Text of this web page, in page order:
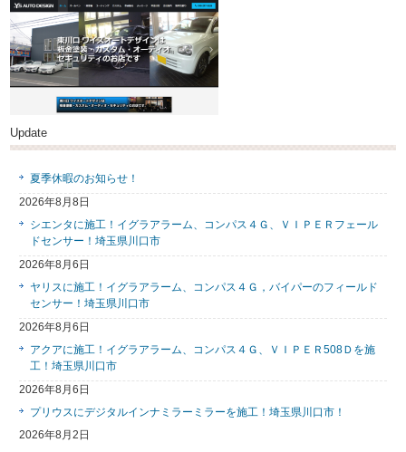
Update
夏季休暇のお知らせ！
2026年8月8日
シエンタに施工！イグラアラーム、コンパス４Ｇ、ＶＩＰＥＲフェール
ドセンサー！埼玉県川口市
2026年8月6日
ヤリスに施工！イグラアラーム、コンパス４Ｇ，バイパーのフィールド
センサー！埼玉県川口市
2026年8月6日
アクアに施工！イグラアラーム、コンパス４Ｇ、ＶＩＰＥＲ508Ｄを施
工！埼玉県川口市
2026年8月6日
プリウスにデジタルインナミラーミラーを施工！埼玉県川口市！
2026年8月2日